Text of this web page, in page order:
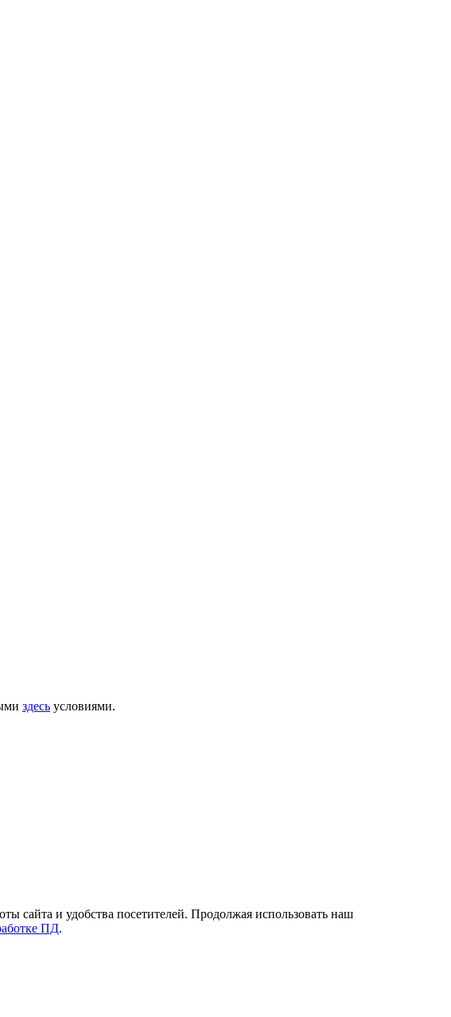
здесь условиями.
сайта и удобства посетителей. Продолжая использовать наш
ПД.